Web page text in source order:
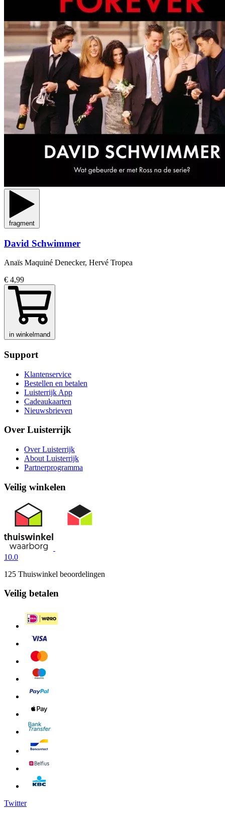
fragment
David Schwimmer
Anaïs Maquiné Denecker, Hervé Tropea
€ 4,99
in winkelmand
Support
Klantenservice
Bestellen en betalen
Luisterrijk App
Cadeaukaarten
Nieuwsbrieven
Over Luisterrijk
Over Luisterrijk
About Luisterrijk
Partnerprogramma
Veilig winkelen
10.0
125 Thuiswinkel beoordelingen
Veilig betalen
Twitter